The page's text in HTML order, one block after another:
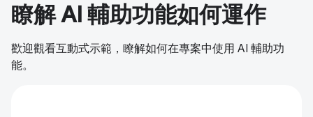
瞭解 AI 輔助功能如何運作
歡迎觀看互動式示範，瞭解如何在專案中使用 AI 輔助功
能。